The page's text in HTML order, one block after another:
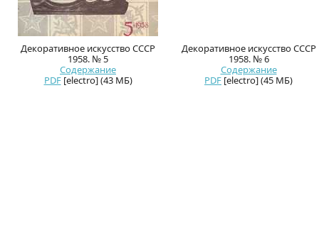
Декоративное искусство СССР
1958. № 5
Содержание
PDF[electro] (43 МБ)
Декоративное искусство СССР
1958. № 6
Содержание
PDF [electro] (45 МБ)